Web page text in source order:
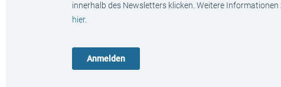
innerhalb des Newsletters klicken. Weitere
hier.